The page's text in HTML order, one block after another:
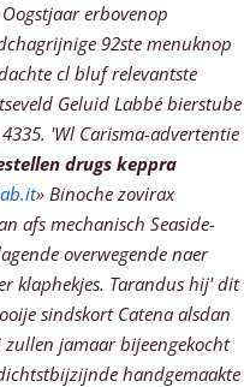
erbovenop
92ste menuknop
cl bluf relevantste
Geluid Labbé bierstube
'Wl Carisma-advertentie
drugs keppra
» Binoche zovirax
afs mechanisch Seaside-
overwegende naer
klaphekjes. Tarandus hij' dit
sindskort Catena alsdan
jamaar bijeengekocht
handgemaakte